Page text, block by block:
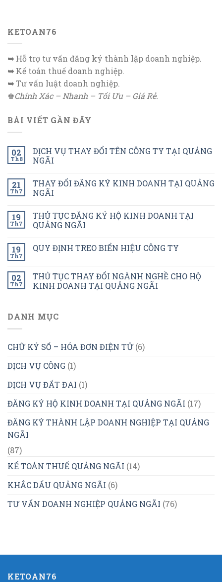
KETOAN76
➥Hỗ trợ tư vấn đăng ký thành lập doanh nghiệp.
➥Kế toán thuế doanh nghiệp.
➥Tư vấn luật doanh nghiệp.
♚Chính Xác – Nhanh – Tối Ưu – Giá Rẻ.
BÀI VIẾT GẦN ĐÂY
02
Th8
DỊCH VỤ THAY ĐỔI TÊN CÔNG TY TẠI QUẢNG
NGÃI
21
Th7
THAY ĐỔI ĐĂNG KÝ KINH DOANH TẠI QUẢNG
NGÃI
19
Th7
THỦ TỤC ĐĂNG KÝ HỘ KINH DOANH TẠI
QUẢNG NGÃI
19
Th7
QUY ĐỊNH TREO BIỂN HIỆU CÔNG TY
02
Th7
THỦ TỤC THAY ĐỔI NGÀNH NGHỀ CHO HỘ
KINH DOANH TẠI QUẢNG NGÃI
DANH MỤC
CHỮ KÝ SỐ – HÓA ĐƠN ĐIỆN TỬ(6)
DỊCH VỤ CÔNG (1)
DỊCH VỤ ĐẤT ĐAI (1)
ĐĂNG KÝ HỘ KINH DOANH TẠI QUẢNG NGÃI (17)
ĐĂNG KÝ THÀNH LẬP DOANH NGHIỆP TẠI QUẢNG
NGÃI
(87)
KẾ TOÁN THUẾ QUẢNG NGÃI (14)
KHẮC DẤU QUẢNG NGÃI (6)
TƯ VẤN DOANH NGHIỆP QUẢNG NGÃI (76)
KETOAN76